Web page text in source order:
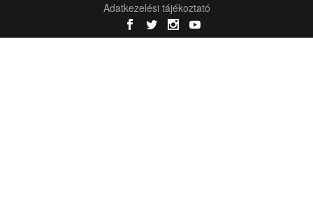
Adatkezelési tájékoztató